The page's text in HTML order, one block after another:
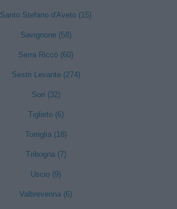
Santo Stefano d'Aveto (15)
Savignone (58)
Serra Riccò (60)
Sestri Levante (274)
Sori (32)
Tiglieto (6)
Torriglia (18)
Tribogna (7)
Uscio (9)
Valbrevenna (6)